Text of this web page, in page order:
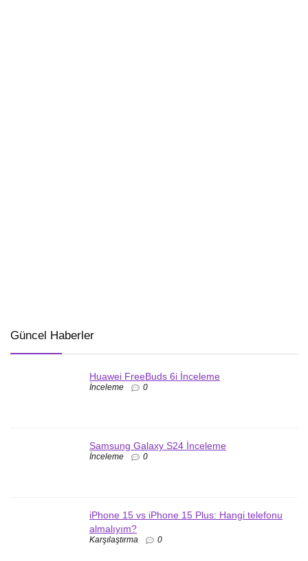
Güncel Haberler
Huawei FreeBuds 6i İnceleme
İnceleme 0
Samsung Galaxy S24 İnceleme
İnceleme 0
iPhone 15 vs iPhone 15 Plus: Hangi telefonu
almalıyım?
Karşılaştırma 0